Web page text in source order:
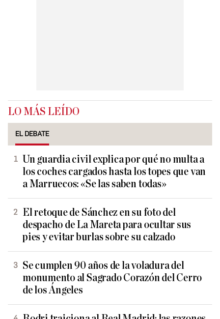
LO MÁS LEÍDO
EL DEBATE
Un guardia civil explica por qué no multa a
los coches cargados hasta los topes que van
a Marruecos: «Se las saben todas»
El retoque de Sánchez en su foto del
despacho de La Mareta para ocultar sus
pies y evitar burlas sobre su calzado
Se cumplen 90 años de la voladura del
monumento al Sagrado Corazón del Cerro
de los Ángeles